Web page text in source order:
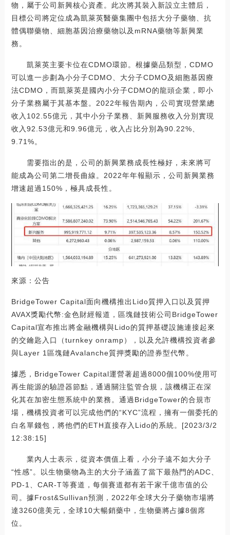
物，屬于公司新興核心資產。此次將其裝入新設立主體后，
目標公司將定位成為凱萊英醫藥集團中包括大分子藥物、抗
體偶聯藥物、細胞基因治療藥物以及mRNA藥物等新興業
務。
凱萊英主要卡位在CDMO環節。根據藥品類型，CDMO
可以進一步劃為小分子CDMO、大分子CDMO及細胞基因療
法CDMO，而凱萊英是國內小分子CDMO的龍頭企業，即小
分子業務屬于其基本盤。2022年報告期內，公司實現營業總
收入102.55億元，其中小分子業務、新興服務收入分別實現
收入92.53億元和9.96億元，收入占比分別為90.22%、
9.71%。
需要指出的是，公司的新興業務成長性極好，未來將可
能成為公司第二增長曲線。2022年年報顯示，公司新興業務
增速超過150%，極具成長性。
來源：公告
BridgeTower Capital面向機構推出Lido質押入口以及質押
AVAX獎勵代幣:金色財經報道，區塊鏈技術公司BridgeTower
Capital宣布推出將金融機構與Lido的質押基礎設施連接起來
的交鑰匙入口（turnkey onramp），以及允許機構投資者參
與Layer 1區塊鏈Avalanche質押獎勵的證券型代幣。
據悉，BridgeTower Capital運營著超過8000個100%使用可
再生能源的驗證器節點，通過關注監管合規，該機構正在深
化其在加密生態系統中的業務。通過BridgeTower的合規市
場，機構投資者可以完成他們的“KYC”流程，擁有一個委托的
白名單錢包，將他們的ETH直接存入Lido的系統。[2023/3/2
12:38:15]
業內人士表示，從資本價值上看，小分子遠不如大分子
“性感”。以生物藥物為主的大分子涵蓋了當下最熱門的ADC、
PD-1、CAR-T等賽道，每個賽道都有若干家千億市值的公
司。據Frost&Sullivan預測，2022年全球大分子藥物市場將
達3260億美元，全球10大暢銷藥中，生物藥將占據8個席
位。